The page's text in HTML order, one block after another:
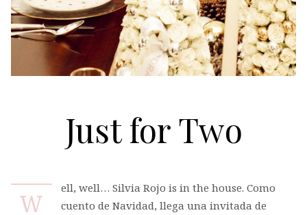
Just for Two
W
ell, well… Silvia Rojo is in the house. Como
cuento de Navidad, llega una invitada de